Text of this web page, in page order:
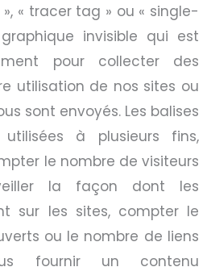
», « tracer tag » ou « single-
invisible qui est
pour collecter des
utilisation de nos sites ou
sont envoyés. Les balises
à plusieurs fins,
le nombre de visiteurs
la façon dont les
sur les sites, compter le
ou le nombre de liens
fournir un contenu